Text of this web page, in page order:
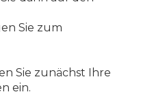
Sie zum
Sie zunächst Ihre
ein.